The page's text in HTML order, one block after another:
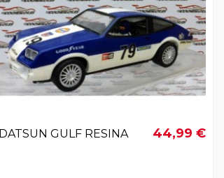
DATSUN GULF RESINA 44,99 €